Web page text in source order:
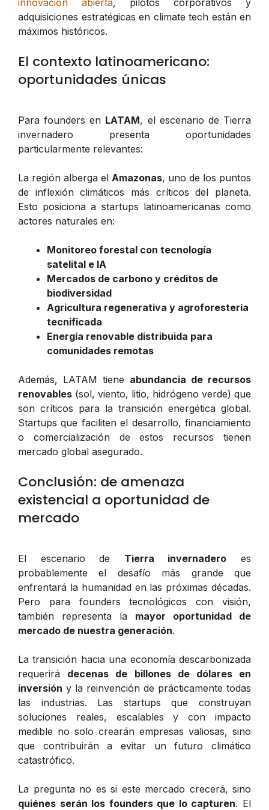
adquisiciones estratégicas en climate tech están en
máximos históricos.
El contexto latinoamericano:
oportunidades únicas
Para founders en LATAM, el escenario de Tierra
invernadero presenta oportunidades
particularmente relevantes:
La región alberga el Amazonas, uno de los puntos
de inflexión climáticos más críticos del planeta.
Esto posiciona a startups latinoamericanas como
actores naturales en:
Monitoreo forestal con tecnología
satelital e IA
Mercados de carbono y créditos de
biodiversidad
Agricultura regenerativa y agroforestería
tecnificada
Energía renovable distribuida para
comunidades remotas
Además, LATAM tiene abundancia de recursos
renovables (sol, viento, litio, hidrógeno verde) que
son críticos para la transición energética global.
Startups que faciliten el desarrollo, financiamiento
o comercialización de estos recursos tienen
mercado global asegurado.
Conclusión: de amenaza
existencial a oportunidad de
mercado
El escenario de Tierra invernadero es
probablemente el desafío más grande que
enfrentará la humanidad en las próximas décadas.
Pero para founders tecnológicos con visión,
también representa la mayor oportunidad de
mercado de nuestra generación.
La transición hacia una economía descarbonizada
requerirá decenas de billones de dólares en
inversión y la reinvención de prácticamente todas
las industrias. Las startups que construyan
soluciones reales, escalables y con impacto
medible no solo crearán empresas valiosas, sino
que contribuirán a evitar un futuro climático
catastrófico.
La pregunta no es si este mercado crecerá, sino
quiénes serán los founders que lo capturen. El